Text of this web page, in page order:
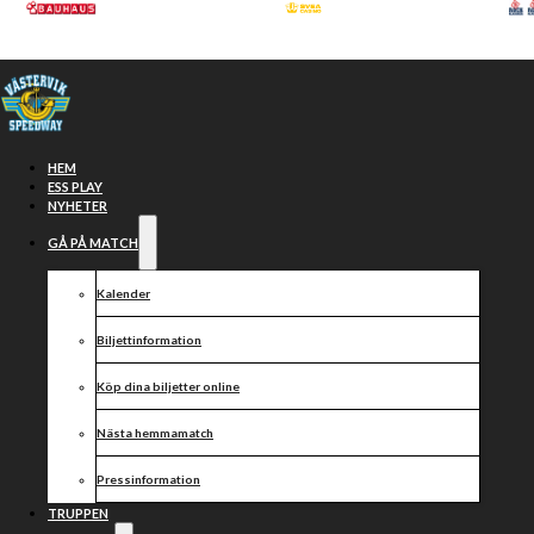
Hoppa till huvudinnehåll
HEM
ESS PLAY
NYHETER
GÅ PÅ MATCH
Kalender
Biljettinformation
Köp dina biljetter online
Nästa hemmamatch
Pressinformation
TRUPPEN
SM-KVAL
SPEEDWAY